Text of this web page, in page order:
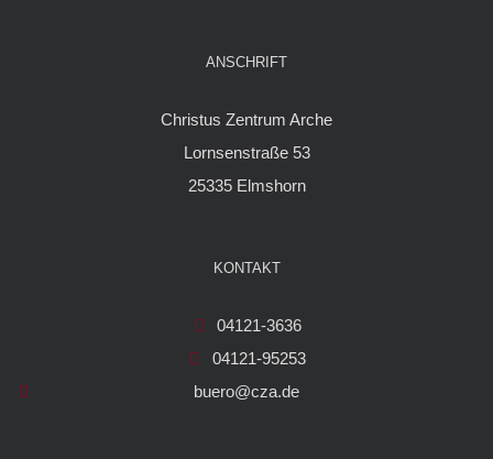
ANSCHRIFT
Christus Zentrum Arche
Lornsenstraße 53
25335 Elmshorn
KONTAKT
04121-3636
04121-95253
buero@cza.de